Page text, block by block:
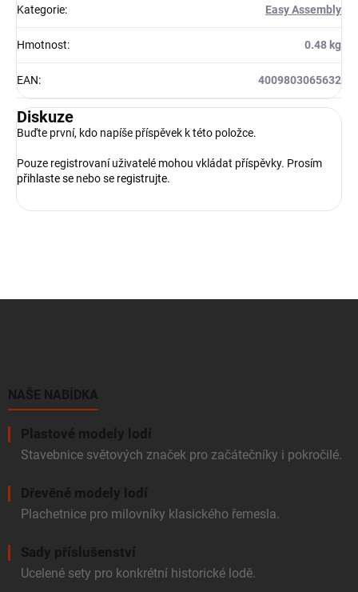
Kategorie: Easy Assembly
Hmotnost: 0.48 kg
EAN: 4009803065632
Diskuze
Buďte první, kdo napíše příspěvek k této položce.
Pouze registrovaní uživatelé mohou vkládat příspěvky. Prosím
přihlaste se nebo se registrujte.
NAŠE NABÍDKA
Plastové modely lodí
Stavebnice světových značek pro začátečníky i pokročilé.
Dřevěné modely lodí
Plachetnice pro milovníky klasického řemesla.
Sady příslušenství
Ucelené sety pro konkrétní historické lodě.